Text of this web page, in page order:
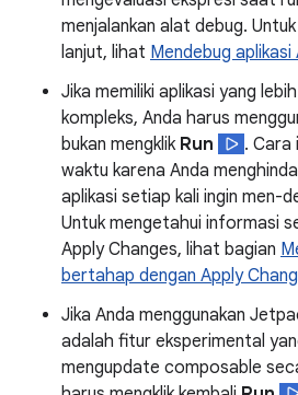
menjalankan alat debug.
lanjut, lihat Mendebug aplikasi
Jika memiliki aplikasi yang
kompleks, Anda harus
bukan mengklik Run
. Cara
waktu karena Anda
aplikasi setiap kali ingin men-
Untuk mengetahui informasi
Apply Changes, lihat bagian
bertahap dengan Apply
Jika Anda menggunakan
adalah fitur eksperimental
mengupdate composable